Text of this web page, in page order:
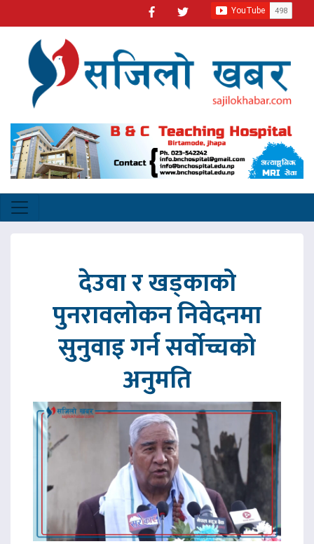
देउवा र खड्काको
पुनरावलोकन निवेदनमा
सुनुवाइ गर्न सर्वोच्चको
अनुमति